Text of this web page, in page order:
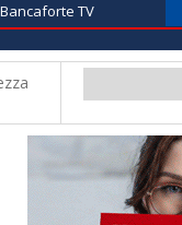
Bancaforte TV